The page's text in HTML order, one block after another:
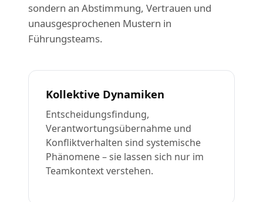
sondern an Abstimmung, Vertrauen und
unausgesprochenen Mustern in
Führungsteams.
Kollektive Dynamiken
Entscheidungsfindung,
Verantwortungsübernahme und
Konfliktverhalten sind systemische
Phänomene – sie lassen sich nur im
Teamkontext verstehen.